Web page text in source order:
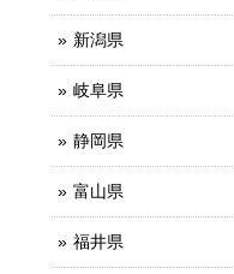
新潟県
岐阜県
静岡県
富山県
福井県